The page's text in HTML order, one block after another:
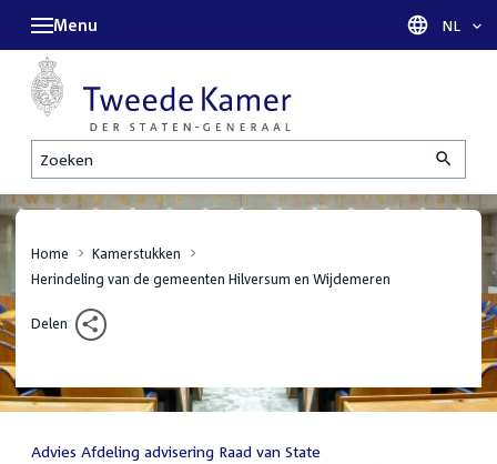
Zoeken
Menu Taal
NL
Home
Kamerstukken
Herindeling van de gemeenten Hilversum en Wijdemeren
Delen
Advies Afdeling advisering Raad van State